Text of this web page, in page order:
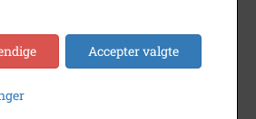
Accepter valgte